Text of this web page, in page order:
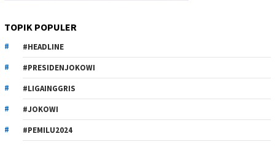
TOPIK POPULER
#HEADLINE
#PRESIDENJOKOWI
#LIGAINGGRIS
#JOKOWI
#PEMILU2024